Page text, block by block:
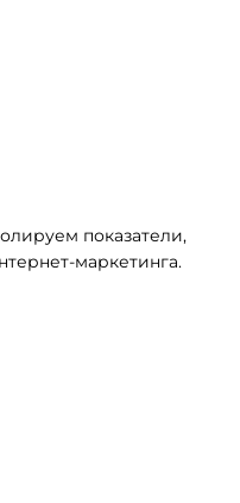
показатели,
маркетинга.